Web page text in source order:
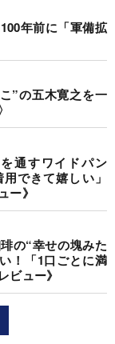
年前に「軍備拡
”の五木寛之を一
通すワイドパン
できて嬉しい」
ー》
の“幸せの塊みた
！「1口ごとに満
ビュー》